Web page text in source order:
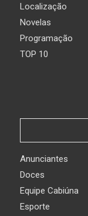
Localização
Novelas
Programação
TOP 10
Anunciantes
Doces
Equipe Cabiúna
Esporte